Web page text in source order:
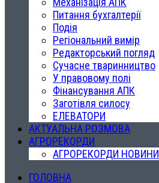
Питання бухгалтерії
Подія
Регіональний вимір
Редакторський погляд
Сучасне тваринництво
У правовому полі
Фінансування АПК
Заготівля силосу
ЕЛЕВАТОРИ
АКТУАЛЬНА РОЗМОВА
АГРОРЕКОРДИ
АГРОРЕКОРДИ НОВИНИ
ГОЛОВНА